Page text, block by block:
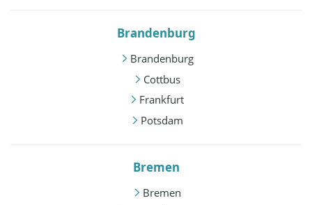
Brandenburg
Brandenburg
Cottbus
Frankfurt
Potsdam
Bremen
Bremen